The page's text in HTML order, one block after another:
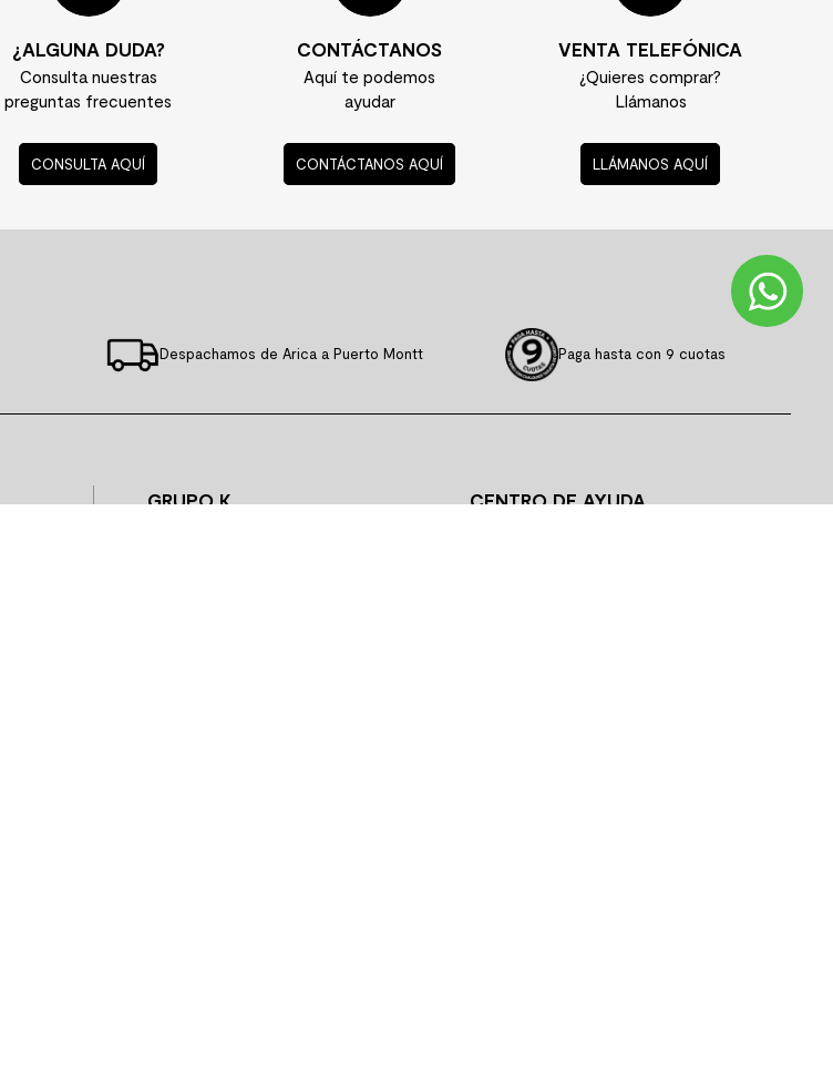
¿ALGUNA DUDA?
Consulta nuestras
preguntas frecuentes
CONSULTA AQUÍ
CONTÁCTANOS
Aquí te podemos
ayudar
CONTÁCTANOS AQUÍ
VENTA TELEFÓNICA
¿Quieres comprar?
Llámanos
LLÁMANOS AQUÍ
Despachamos de Arica a Puerto Montt Paga hasta con 9 cuotas
GRUPO K CENTRO DE AYUDA